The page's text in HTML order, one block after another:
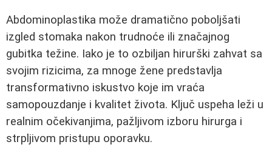
Abdominoplastika može dramatično poboljšati
izgled stomaka nakon trudnoće ili značajnog
gubitka težine. Iako je to ozbiljan hirurški zahvat sa
svojim rizicima, za mnoge žene predstavlja
transformativno iskustvo koje im vraća
samopouzdanje i kvalitet života. Ključ uspeha leži u
realnim očekivanjima, pažljivom izboru hirurga i
strpljivom pristupu oporavku.